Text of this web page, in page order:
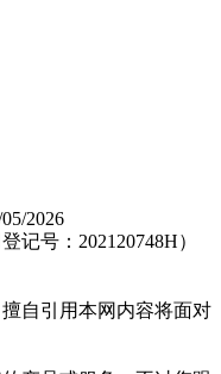
2026
记号：202120748H）
自引用本网内容将面对